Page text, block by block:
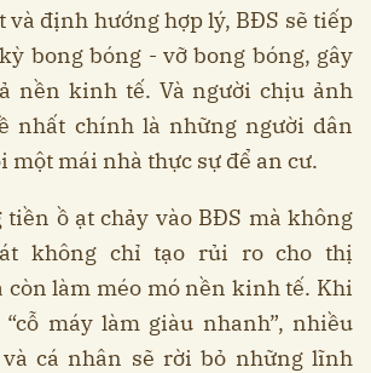
và định hướng hợp lý, BĐS sẽ tiếp
bong bóng - vỡ bong bóng, gây
nền kinh tế. Và người chịu ảnh
nhất chính là những người dân
một mái nhà thực sự để an cư.
tiền ồ ạt chảy vào BĐS mà không
không chỉ tạo rủi ro cho thị
còn làm méo mó nền kinh tế. Khi
máy làm giàu nhanh”, nhiều
cá nhân sẽ rời bỏ những lĩnh